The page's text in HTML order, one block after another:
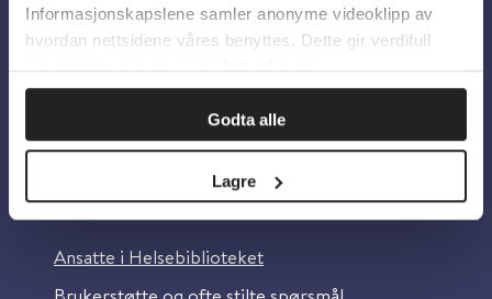
Informasjonskapslene samler anonyme videoklipp av
hvordan nettsidene våres benyttes. Dette gir verdifull
innsikt som gjør at vi kan forbedre oss.
Godta alle
Lagre
Tilgjengelighetserklæring
Information in English
Ansatte i Helsebiblioteket